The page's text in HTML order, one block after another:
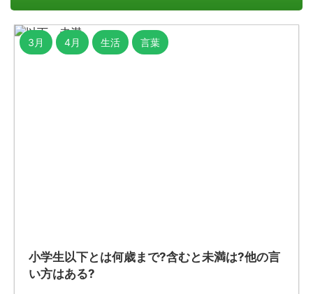
3月 4月 生活 言葉
小学生以下とは何歳まで?含むと未満は?他の言
い方はある?